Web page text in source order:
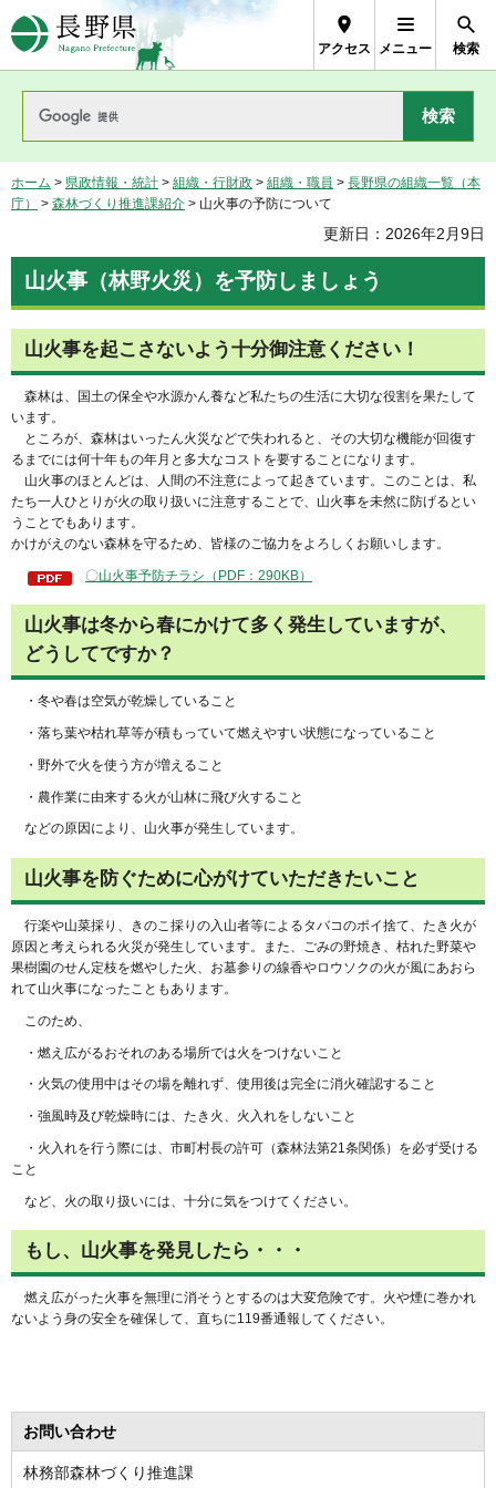
長野県Nagano Prefecture
アクセス メニュー 検索
ホーム > 県政情報・統計 > 組織・行財政 > 組織・職員 > 長野県の組織一覧（本
庁）
> 森林づくり推進課紹介 > 山火事の予防について
更新日：2026年2月9日
山火事（林野火災）を予防しましょう
山火事を起こさないよう十分御注意ください！
森林は、国土の保全や水源かん養など私たちの生活に大切な役割を果たして
います。
ところが、森林はいったん火災などで失われると、その大切な機能が回復す
るまでには何十年もの年月と多大なコストを要することになります。
山火事のほとんどは、人間の不注意によって起きています。このことは、私
たち一人ひとりが火の取り扱いに注意することで、山火事を未然に防げるとい
うことでもあります。
かけがえのない森林を守るため、皆様のご協力をよろしくお願いします。
〇山火事予防チラシ（PDF：290KB）
山火事は冬から春にかけて多く発生していますが、
どうしてですか？
・冬や春は空気が乾燥していること
・落ち葉や枯れ草等が積もっていて燃えやすい状態になっていること
・野外で火を使う方が増えること
・農作業に由来する火が山林に飛び火すること
などの原因により、山火事が発生しています。
山火事を防ぐために心がけていただきたいこと
行楽や山菜採り、きのこ採りの入山者等によるタバコのポイ捨て、たき火が
原因と考えられる火災が発生しています。また、ごみの野焼き、枯れた野菜や
果樹園のせん定枝を燃やした火、お墓参りの線香やロウソクの火が風にあおら
れて山火事になったこともあります。
このため、
・燃え広がるおそれのある場所では火をつけないこと
・火気の使用中はその場を離れず、使用後は完全に消火確認すること
・強風時及び乾燥時には、たき火、火入れをしないこと
・火入れを行う際には、市町村長の許可（森林法第21条関係）を必ず受ける
こと
など、火の取り扱いには、十分に気をつけてください。
もし、山火事を発見したら・・・
燃え広がった火事を無理に消そうとするのは大変危険です。火や煙に巻かれ
ないよう身の安全を確保して、直ちに119番通報してください。
お問い合わせ
林務部森林づくり推進課